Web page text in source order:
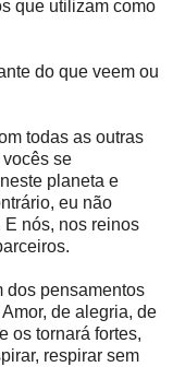
que utilizam como
do que veem ou
todas as outras
se
planeta e
eu não
E nós, nos reinos
dos pensamentos
de alegria, de
os tornará fortes,
respirar sem